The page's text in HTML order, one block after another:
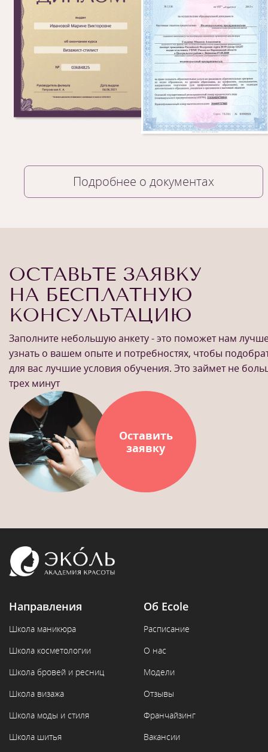
1/10
Подробнее о документах
ОСТАВЬТЕ ЗАЯВКУ
НА БЕСПЛАТНУЮ
КОНСУЛЬТАЦИЮ
Заполните небольшую анкету - это поможет нам
узнать о вашем опыте и потребностях, чтобы
для вас лучшие условия обучения. Это займет не
трех минут
Оставить
заявку
Направления
Школа маникюра
Школа косметологии
Школа бровей и ресниц
Школа визажа
Школа моды и стиля
Школа шитья
Об Ecole
Расписание
О нас
Модели
Отзывы
Франчайзинг
Вакансии